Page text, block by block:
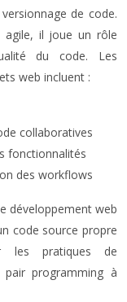
de code.
agile, il joue un rôle
du code. Les
web incluent :
collaboratives
fonctionnalités
des workflows
développement web
code source propre
les pratiques de
programming à